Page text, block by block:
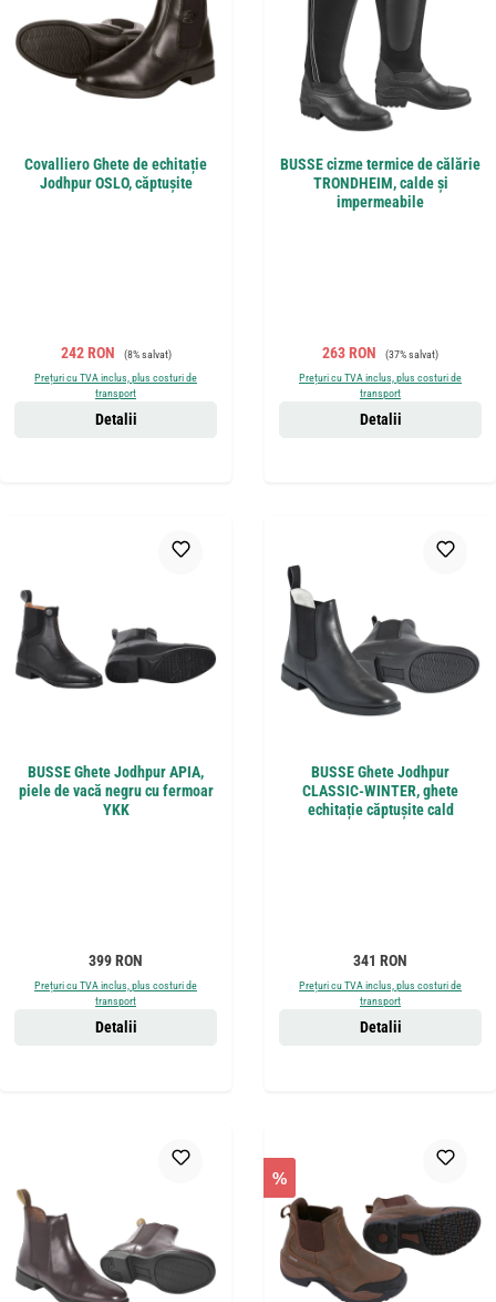
Covalliero Ghete de echitație
Jodhpur OSLO, căptușite
Preț de vânzare:
242 RON Preț obișnuit:
(8% salvat)
Prețuri cu TVA inclus, plus costuri de
transport
Detalii
BUSSE cizme termice de călărie
TRONDHEIM, calde și
impermeabile
Preț de vânzare:
263 RON Preț obișnuit:
(37% salvat)
Prețuri cu TVA inclus, plus costuri de
transport
Detalii
BUSSE Ghete Jodhpur APIA,
piele de vacă negru cu fermoar
YKK
Preț obișnuit:
399 RON
Prețuri cu TVA inclus, plus costuri de
transport
Detalii
BUSSE Ghete Jodhpur
CLASSIC-WINTER, ghete
echitație căptușite cald
Preț obișnuit:
341 RON
Prețuri cu TVA inclus, plus costuri de
transport
Detalii
%